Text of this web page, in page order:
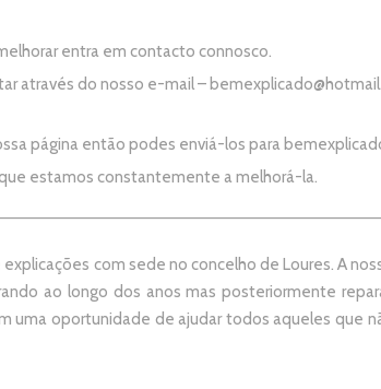
entra em contacto connosco.
através do nosso e-mail –
página então podes enviá-los para
estamos constantemente a melhorá-la.
com sede no concelho de Loures. A
ao longo dos anos mas posteriormente
uma oportunidade de ajudar todos aqueles que